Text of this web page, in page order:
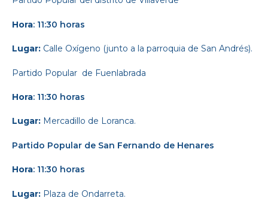
Hora: 11:30 horas
Lugar: Calle Oxígeno (junto a la parroquia de San Andrés).
Partido Popular de Fuenlabrada
Hora: 11:30 horas
Lugar: Mercadillo de Loranca.
Partido Popular de San Fernando de Henares
Hora: 11:30 horas
Lugar: Plaza de Ondarreta.